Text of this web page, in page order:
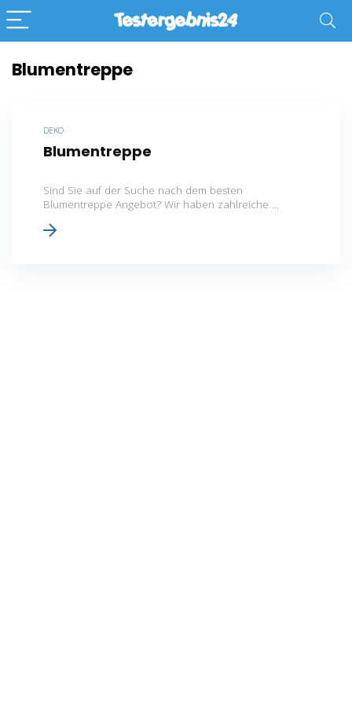
Blumentreppe
DEKO
Blumentreppe
Sind Sie auf der Suche nach dem besten
Blumentreppe Angebot? Wir haben zahlreiche ...